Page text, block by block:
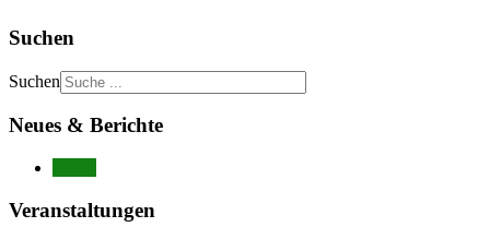
Suchen
Suchen
Neues & Berichte
Veranstaltungen